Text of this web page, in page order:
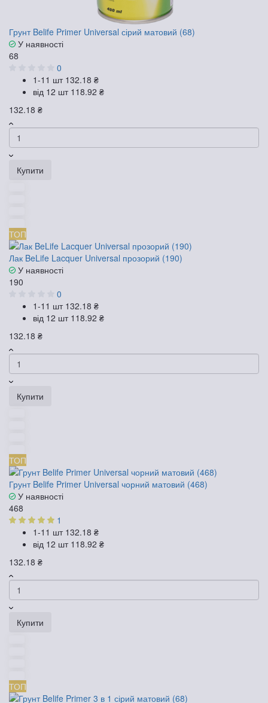
Грунт Belife Primer Universal сірий матовий (68)
У наявності
68
0
1-11 шт 132.18 ₴
від 12 шт 118.92 ₴
132.18 ₴
Купити
ТОП
Лак BeLife Lacquer Universal прозорий (190)
У наявності
190
0
1-11 шт 132.18 ₴
від 12 шт 118.92 ₴
132.18 ₴
Купити
ТОП
Грунт Belife Primer Universal чорний матовий (468)
У наявності
468
1
1-11 шт 132.18 ₴
від 12 шт 118.92 ₴
132.18 ₴
Купити
ТОП